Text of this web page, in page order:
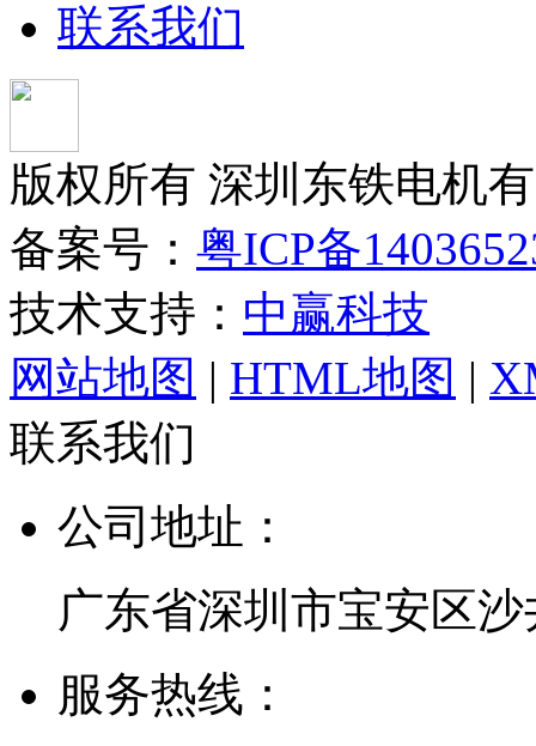
联系我们
版权所有 深圳东铁电机
备案号： 粤ICP备
技术支持： 中赢科技
网站地图 | HTML地图 |
联系我们
公司地址：
广东省深圳市宝安区
服务热线：